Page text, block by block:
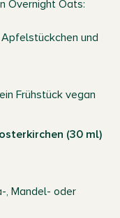
Overnight Oats:
und
Frühstück vegan
(30 ml)
, Mandel- oder